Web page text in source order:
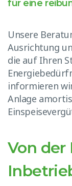
für eine
Unsere
Ausrichtung
die auf Ihren
informieren
Anlage
Von der